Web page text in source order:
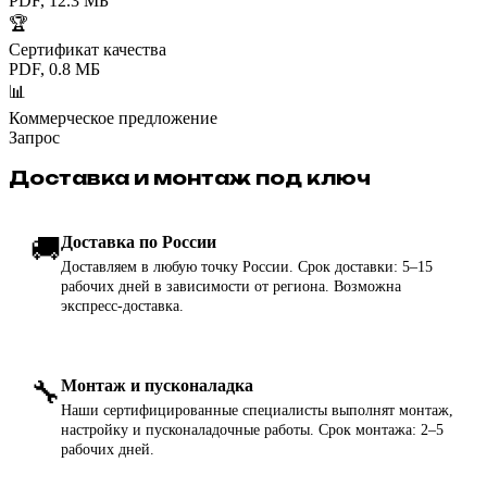
🏆
Сертификат качества
PDF, 0.8 МБ
📊
Коммерческое предложение
Запрос
Доставка и монтаж под ключ
🚚Доставка по России
Доставляем в любую точку России. Срок доставки: 5–15
рабочих дней в зависимости от региона. Возможна
экспресс-доставка.
🔧Монтаж и пусконаладка
Наши сертифицированные специалисты выполнят монтаж,
настройку и пусконаладочные работы. Срок монтажа: 2–5
рабочих дней.